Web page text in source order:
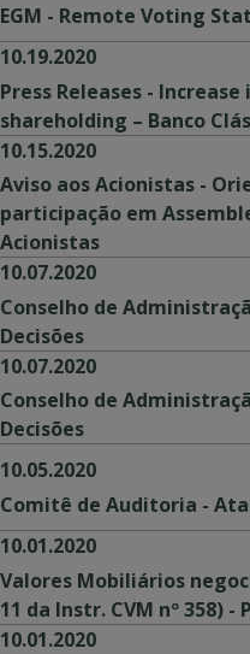
EGM - Remote Voting
10.19.2020
Press Releases -
shareholding – Banco
10.15.2020
Aviso aos Acionistas -
participação em
Acionistas
10.07.2020
Conselho de
Decisões
10.07.2020
Conselho de
Decisões
10.05.2020
Comitê de Auditoria - Ata
10.01.2020
Valores Mobiliários
11 da Instr. CVM nº 358) -
10.01.2020